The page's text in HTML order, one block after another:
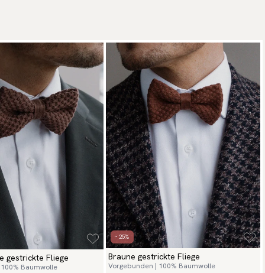
gestrickte Fliege
Baumwolle
- 25%
Braune gestrickte Fliege
Vorgebunden | 100% Baumwolle